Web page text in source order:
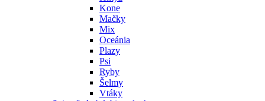
Kone
Mačky
Mix
Oceánia
Plazy
Psi
Ryby
Šelmy
Vtáky